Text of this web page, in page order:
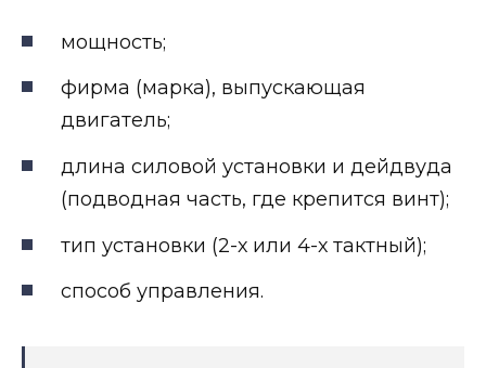
мощность;
фирма (марка), выпускающая
двигатель;
длина силовой установки и дейдвуда
(подводная часть, где крепится винт);
тип установки (2-х или 4-х тактный);
способ управления.